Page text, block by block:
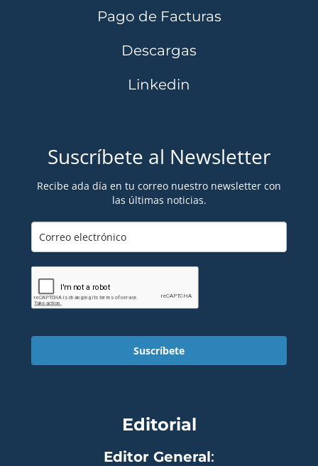
Pago de Facturas
Descargas
Linkedin
Suscríbete al Newsletter
Recibe ada día en tu correo nuestro newsletter con
las últimas noticias.
Suscríbete
Editorial
Editor General: